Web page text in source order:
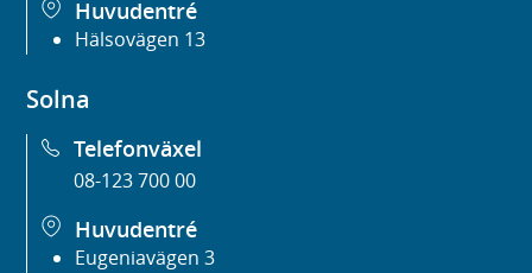
Huvudentré
Hälsovägen 13
Solna
Telefonväxel
08-123 700 00
Huvudentré
Eugeniavägen 3